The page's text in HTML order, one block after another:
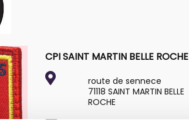
CPI SAINT MARTIN BELLE ROCHE
route de sennece
71118 SAINT MARTIN BELLE
ROCHE